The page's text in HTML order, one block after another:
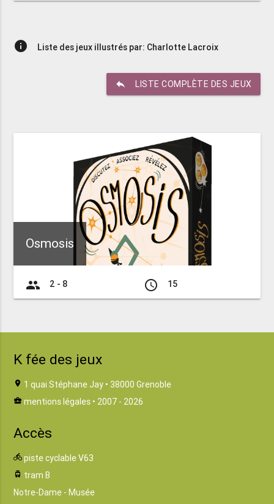
info Liste des jeux illustrés par: Charlotte Lacroix
reply LISTE COMPLÈTE DES JEUX
Osmosis
group 2 - 8 access_time 15
K fée des jeux
location_on 1 quai Stéphane Jay • 38000 Grenoble
business_center mentions légales • 2007 - 2026
Accès
directions_bike piste cyclable V63
tram tram B
Notre-Dame - Musée